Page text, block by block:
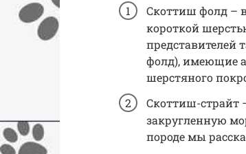
Скоттиш фолд –
короткой
представителей
фолд), имеющие
шерстяного
Скоттиш-
закругленную
породе мы